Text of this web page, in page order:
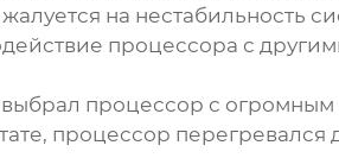
на нестабильность
процессора с
процессор с огромным
процессор перегревался